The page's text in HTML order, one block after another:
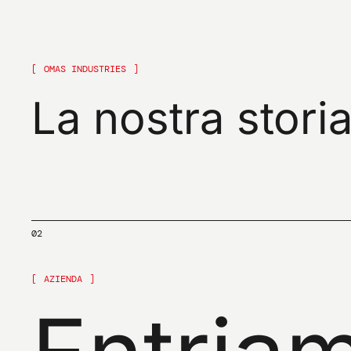
OMAS INDUSTRIES
La nostra
02
AZIENDA